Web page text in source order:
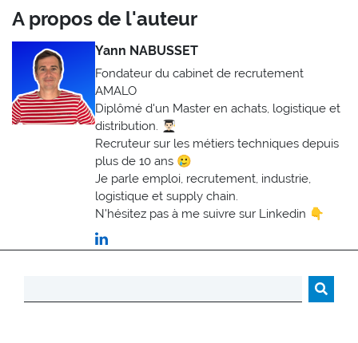
A propos de l'auteur
Yann NABUSSET
Fondateur du cabinet de recrutement
AMALO
Diplômé d'un Master en achats, logistique et
distribution. 👨🏻‍🎓
Recruteur sur les métiers techniques depuis
plus de 10 ans 🥲
Je parle emploi, recrutement, industrie,
logistique et supply chain.
N'hésitez pas à me suivre sur Linkedin 👇